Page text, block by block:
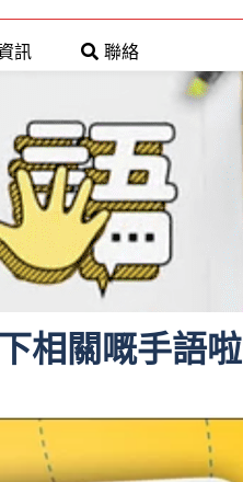
訊 聯絡
相關嘅手語啦